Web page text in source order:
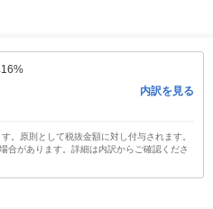
内訳を見る
。原則として税抜金額に対し付与されます。
合があります。詳細は内訳からご確認くださ